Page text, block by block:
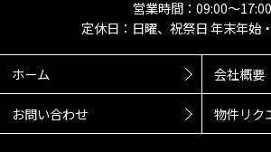
営業時間：09:00～17:00
定休日：日曜、祝祭日 年末年始
ホーム 会社概要
お問い合わせ 物件リク